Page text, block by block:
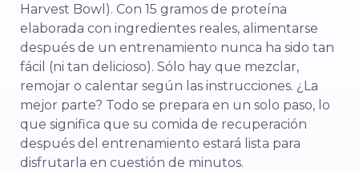
Harvest Bowl). Con 15 gramos de proteína
elaborada con ingredientes reales, alimentarse
después de un entrenamiento nunca ha sido tan
fácil (ni tan delicioso). Sólo hay que mezclar,
remojar o calentar según las instrucciones. ¿La
mejor parte? Todo se prepara en un solo paso, lo
que significa que su comida de recuperación
después del entrenamiento estará lista para
disfrutarla en cuestión de minutos.